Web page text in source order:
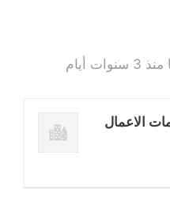
أيام
الاعمال